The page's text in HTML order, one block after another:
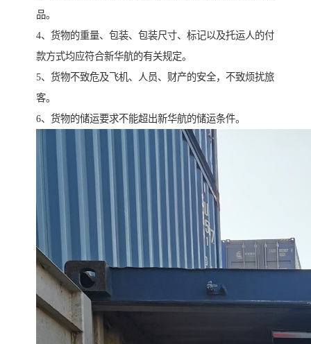
品。
4、货物的重量、包装、包装尺寸、标记以及托运人的付
款方式均应符合新华航的有关规定。
5、货物不致危及飞机、人员、财产的安全，不致烦扰旅
客。
6、货物的储运要求不能超出新华航的储运条件。